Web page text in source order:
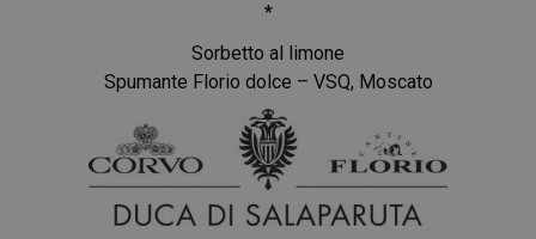
*
Sorbetto al limone
Spumante Florio dolce – VSQ, Moscato